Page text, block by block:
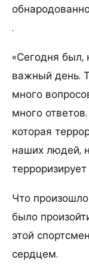
.
«Сегодня был,
важный день.
много
много
которая
наших людей,
терроризирует
Что
было
этой
сердцем.